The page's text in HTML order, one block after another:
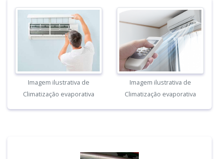
Imagem ilustrativa de
Climatização evaporativa
Imagem ilustrativa de
Climatização evaporativa